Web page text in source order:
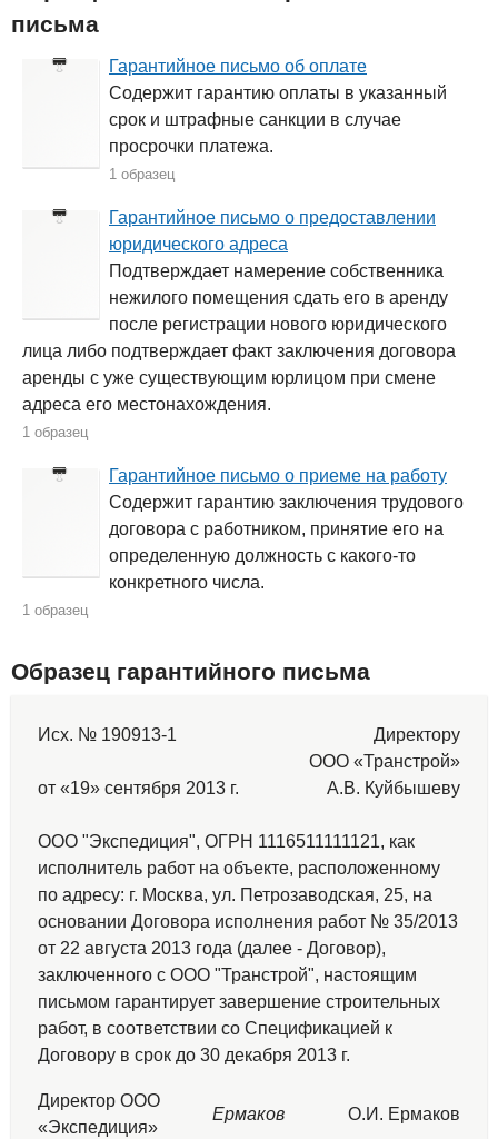
письма
Гарантийное письмо об оплате
Содержит гарантию оплаты в указанный
срок и штрафные санкции в случае
просрочки платежа.
1 образец
Гарантийное письмо о предоставлении
юридического адреса
Подтверждает намерение собственника
нежилого помещения сдать его в аренду
после регистрации нового юридического
лица либо подтверждает факт заключения договора
аренды с уже существующим юрлицом при смене
адреса его местонахождения.
1 образец
Гарантийное письмо о приеме на работу
Содержит гарантию заключения трудового
договора с работником, принятие его на
определенную должность с какого-то
конкретного числа.
1 образец
Образец гарантийного письма
Исх. № 190913-1
от «19» сентября 2013 г.
Директору
ООО «Транстрой»
А.В. Куйбышеву
ООО "Экспедиция", ОГРН 1116511111121, как
исполнитель работ на объекте, расположенному
по адресу: г. Москва, ул. Петрозаводская, 25, на
основании Договора исполнения работ № 35/2013
от 22 августа 2013 года (далее - Договор),
заключенного с ООО "Транстрой", настоящим
письмом гарантирует завершение строительных
работ, в соответствии со Спецификацией к
Договору в срок до 30 декабря 2013 г.
Директор ООО
«Экспедиция»
Ермаков О.И. Ермаков